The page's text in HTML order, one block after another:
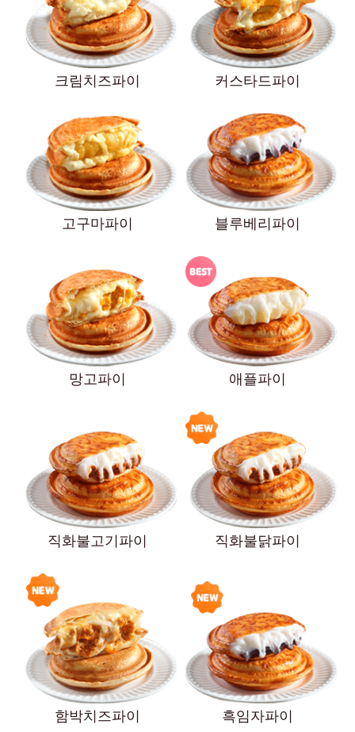
크림치즈파이 커스타드파이
고구마파이 블루베리파이
망고파이 애플파이
직화불고기파이 직화불닭파이
함박치즈파이 흑임자파이